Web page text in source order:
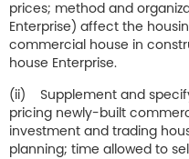
prices; method and
Enterprise) affect the
commercial house in
house Enterprise.
(ii) Supplement and
pricing newly-built
investment and trading
planning; time allowed to